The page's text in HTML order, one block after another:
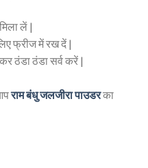
लें |
फ्रीज में रख दें |
ठंडा ठंडा सर्व करें |
राम बंधु जलजीरा पाउडरका